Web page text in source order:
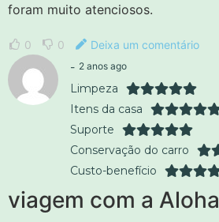
foram muito atenciosos.
0 0
Deixa um comentário
- 2 anos ago
Limpeza
Itens da casa
Suporte
Conservação do carro
Custo-benefício
viagem com a Aloha